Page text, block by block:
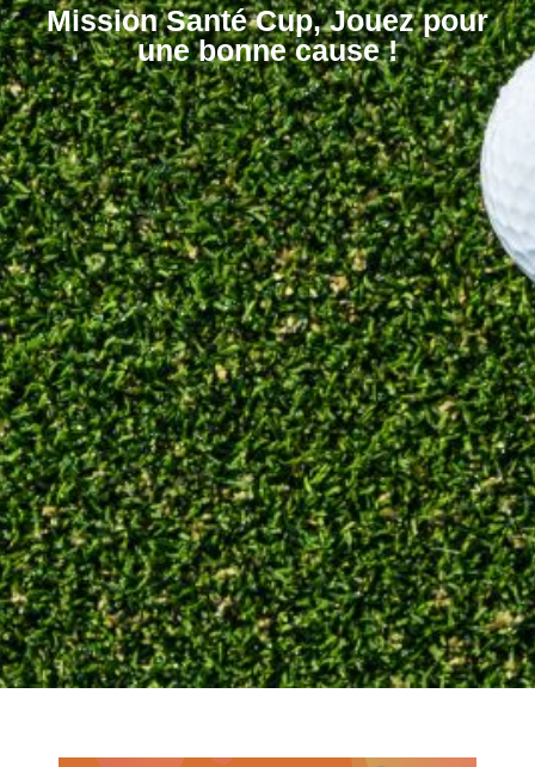
Mission Santé Cup, Jouez pour
une bonne cause !